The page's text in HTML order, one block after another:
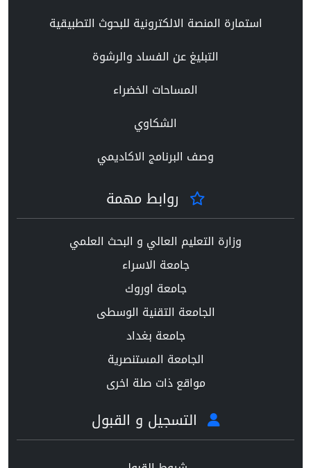
استمارة المنصة الالكترونية للبحوث التطبيقية
التبليغ عن الفساد والرشوة
المساحات الخضراء
الشكاوي
وصف البرنامج الاكاديمي
روابط مهمة
وزارة التعليم العالي و البحث العلمي
جامعة الاسراء
جامعة اوروك
الجامعة التقنية الوسطى
جامعة بغداد
الجامعة المستنصرية
مواقع ذات صلة اخرى
التسجيل و القبول